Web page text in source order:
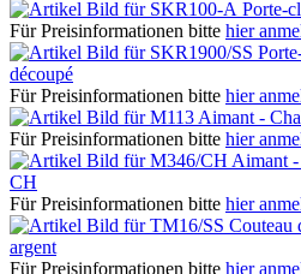
Porte-
Für Preisinformationen bitte hier
découpé
Für Preisinformationen bitte hier
Aimant -
Für Preisinformationen bitte hier
Aimant -
CH
Für Preisinformationen bitte hier
Couteau
argent
Für Preisinformationen bitte hier